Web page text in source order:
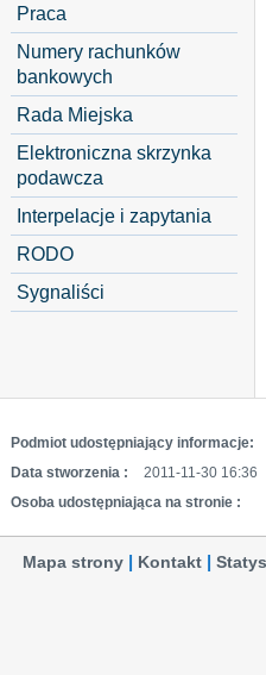
Praca
Numery rachunków
bankowych
Rada Miejska
Elektroniczna skrzynka
podawcza
Interpelacje i zapytania
RODO
Sygnaliści
Podmiot udostępniający informacje:
Data stworzenia :
2011-11-30 16:36
Osoba udostępniająca na stronie :
Mapa strony Kontakt